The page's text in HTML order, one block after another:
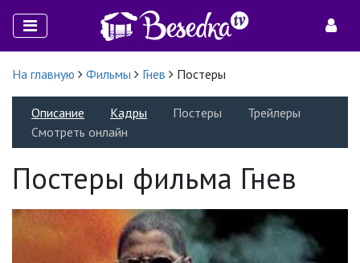
На главную Фильмы Гнев Постеры
Описание Кадры Постеры
Трейлеры
Смотреть онлайн
Постеры фильма Гнев